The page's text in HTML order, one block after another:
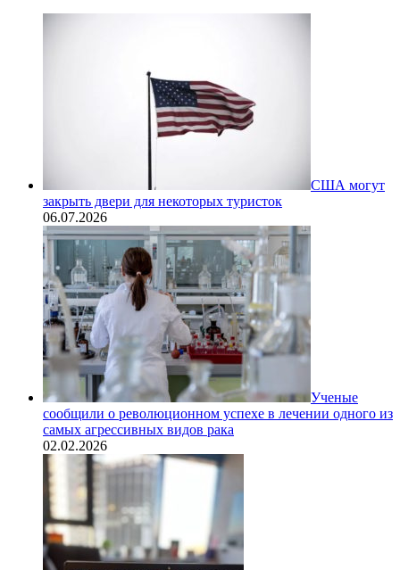
США могут
закрыть двери для некоторых туристок
06.07.2026
Ученые
сообщили о революционном успехе в лечении одного из
самых агрессивных видов рака
02.02.2026